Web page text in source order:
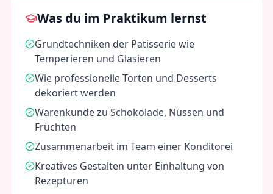
Was du im Praktikum lernst
Grundtechniken der Patisserie wie
Temperieren und Glasieren
Wie professionelle Torten und Desserts
dekoriert werden
Warenkunde zu Schokolade, Nüssen und
Früchten
Zusammenarbeit im Team einer Konditorei
Kreatives Gestalten unter Einhaltung von
Rezepturen